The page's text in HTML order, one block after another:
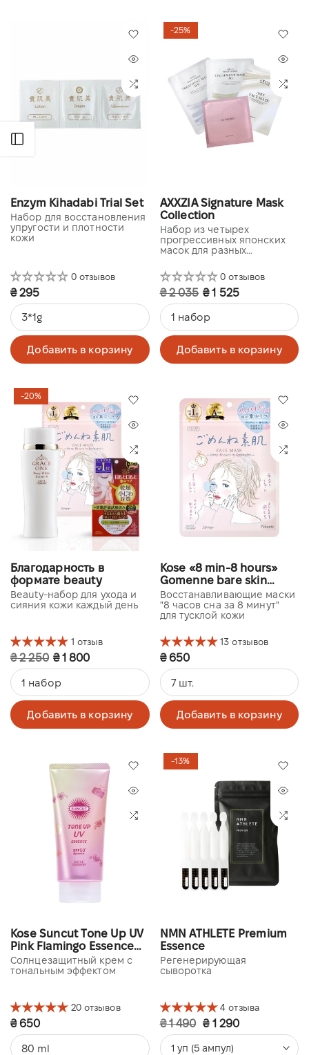
Enzym Kihadabi Trial Set
Набор для восстановления
упругости и плотности
кожи
0 отзывов
₴ 295
3*1g
Добавить в корзину
-25%
AXXZIA Signature Mask
Collection
Набор из четырех
прогрессивных японских
масок для разных
0 отзывов
₴ 2 035 ₴ 1 525
1 набор
Добавить в корзину
-20%
Благодарность в
формате beauty
Beauty-набор для ухода и
сияния кожи каждый день
1 отзыв
₴ 2 250 ₴ 1 800
1 набор
Добавить в корзину
Kose «8 min-8 hours»
Gomenne bare skin
facial mask
Восстанавливающие маски
"8 часов сна за 8 минут"
для тусклой кожи
13 отзывов
₴ 650
7 шт.
Добавить в корзину
Kose Suncut Tone Up UV
Pink Flamingo Essence
Sunblock SPF 50+
PA++++
Солнцезащитный крем с
тональным эффектом
20 отзывов
₴ 650
80 ml
-13%
NMN ATHLETE Premium
Essence
Регенерирующая
сыворотка
4 отзыва
₴ 1 490 ₴ 1 290
1 уп (5 ампул)